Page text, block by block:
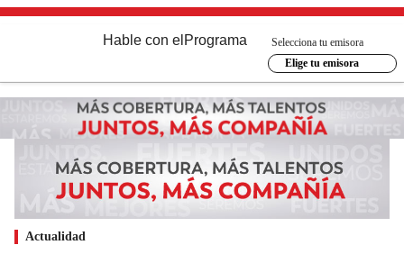
Hable con el Programa
Selecciona tu emisora
Elige tu emisora
Actualidad